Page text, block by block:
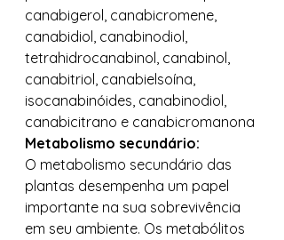
canabigerol, canabicromene,
canabidiol, canabinodiol,
tetrahidrocanabinol, canabinol,
canabitriol, canabielsoína,
isocanabinóides, canabinodiol,
canabicitrano e canabicromanona
Metabolismo secundário:
O metabolismo secundário das
plantas desempenha um papel
importante na sua sobrevivência
em seu ambiente. Os metabólitos